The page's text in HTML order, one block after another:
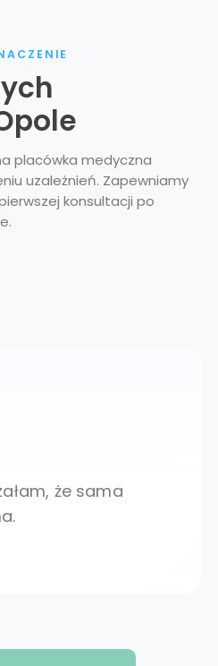
placówka medyczna
uzależnień. Zapewniamy
konsultacji po
że sama